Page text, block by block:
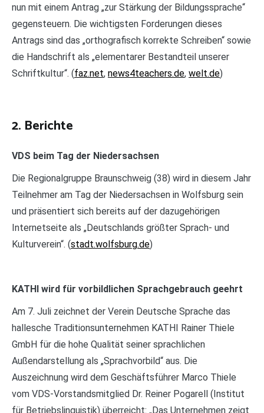
nun mit einem Antrag „zur Stärkung der Bildungssprache“
gegensteuern. Die wichtigsten Forderungen dieses
Antrags sind das „orthografisch korrekte Schreiben“ sowie
die Handschrift als „elementarer Bestandteil unserer
Schriftkultur“. (faz.net, news4teachers.de, welt.de)
2. Berichte
VDS beim Tag der Niedersachsen
Die Regionalgruppe Braunschweig (38) wird in diesem Jahr
Teilnehmer am Tag der Niedersachsen in Wolfsburg sein
und präsentiert sich bereits auf der dazugehörigen
Internetseite als „Deutschlands größter Sprach- und
Kulturverein“. (stadt.wolfsburg.de)
KATHI wird für vorbildlichen Sprachgebrauch geehrt
Am 7. Juli zeichnet der Verein Deutsche Sprache das
hallesche Traditionsunternehmen KATHI Rainer Thiele
GmbH für die hohe Qualität seiner sprachlichen
Außendarstellung als „Sprachvorbild“ aus. Die
Auszeichnung wird dem Geschäftsführer Marco Thiele
vom VDS-Vorstandsmitglied Dr. Reiner Pogarell (Institut
für Betriebslinguistik) überreicht: „Das Unternehmen zeigt